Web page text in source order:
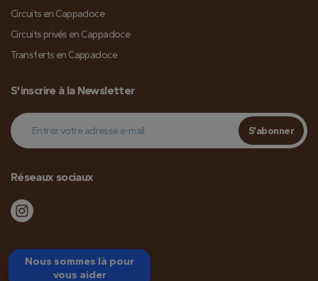
Circuits en Cappadoce
Circuits privés en Cappadoce
Transferts en Cappadoce
S'inscrire à la Newsletter
S'abonner
Réseaux sociaux
Nous sommes là pour
vous aider